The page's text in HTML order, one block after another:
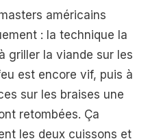
américains
: la technique la
griller la viande sur les
est encore vif, puis à
sur les braises une
retombées. Ça
les deux cuissons et